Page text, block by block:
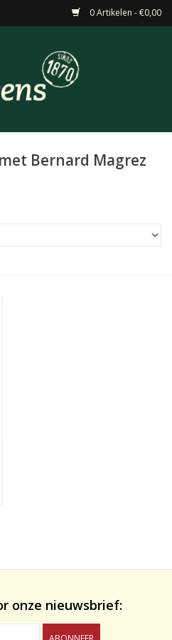
0 Artikelen - €0,00
Bernard Magrez
onze nieuwsbrief: